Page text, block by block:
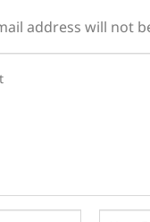
address will not